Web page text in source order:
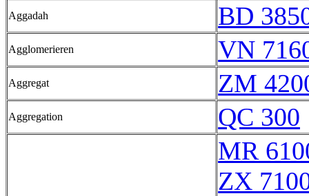
Aggadah BD
Agglomerieren VN
Aggregat ZM
Aggregation QC 300
MR
ZX